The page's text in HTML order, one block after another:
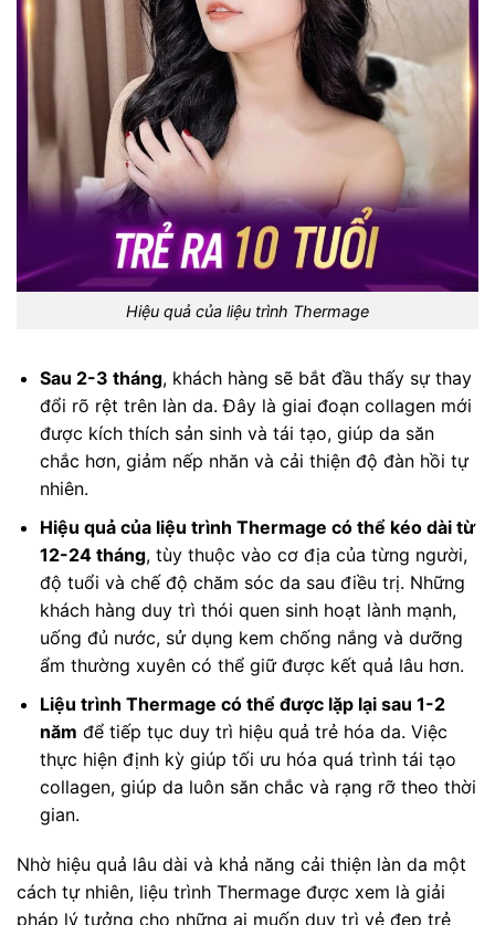
Hiệu quả của liệu trình Thermage
Sau 2-3 tháng, khách hàng sẽ bắt đầu thấy sự thay
đổi rõ rệt trên làn da. Đây là giai đoạn collagen mới
được kích thích sản sinh và tái tạo, giúp da săn
chắc hơn, giảm nếp nhăn và cải thiện độ đàn hồi tự
nhiên.
Hiệu quả của liệu trình Thermage có thể kéo dài từ
12-24 tháng, tùy thuộc vào cơ địa của từng người,
độ tuổi và chế độ chăm sóc da sau điều trị. Những
khách hàng duy trì thói quen sinh hoạt lành mạnh,
uống đủ nước, sử dụng kem chống nắng và dưỡng
ẩm thường xuyên có thể giữ được kết quả lâu hơn.
Liệu trình Thermage có thể được lặp lại sau 1-2
năm để tiếp tục duy trì hiệu quả trẻ hóa da. Việc
thực hiện định kỳ giúp tối ưu hóa quá trình tái tạo
collagen, giúp da luôn săn chắc và rạng rỡ theo thời
gian.
Nhờ hiệu quả lâu dài và khả năng cải thiện làn da một
cách tự nhiên, liệu trình Thermage được xem là giải
pháp lý tưởng cho những ai muốn duy trì vẻ đẹp trẻ